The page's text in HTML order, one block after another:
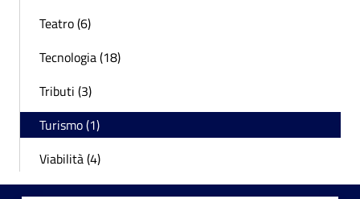
Teatro (6)
Tecnologia (18)
Tributi (3)
Turismo (1)
Viabilità (4)